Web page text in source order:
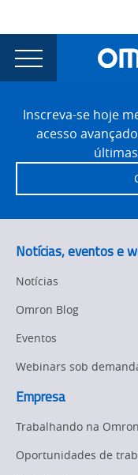
currently
viewing
the
Announces
Automation
Certified
Integrator
Partner
Main
Navigation
Omron
Announces
Automation
as
a
Certified
Systems
Integrator
Partner
FooterInscreva-se hoje
acesso
Notícias, eventos e
Notícias
Omron Blog
Eventos
Webinars sob
Empresa
Trabalhando na Omron
Oportunidades de